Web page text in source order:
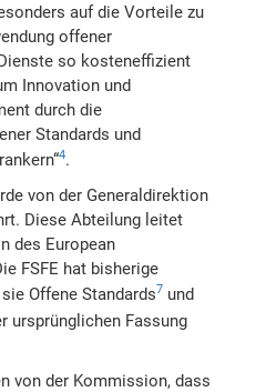
auf die Vorteile zu
offener
so kosteneffizient
Innovation und
durch die
Standards und
4.
von der Generaldirektion
Diese Abteilung leitet
des European
FSFE hat bisherige
sie Offene Standards7 und
ursprünglichen Fassung
von der Kommission, dass